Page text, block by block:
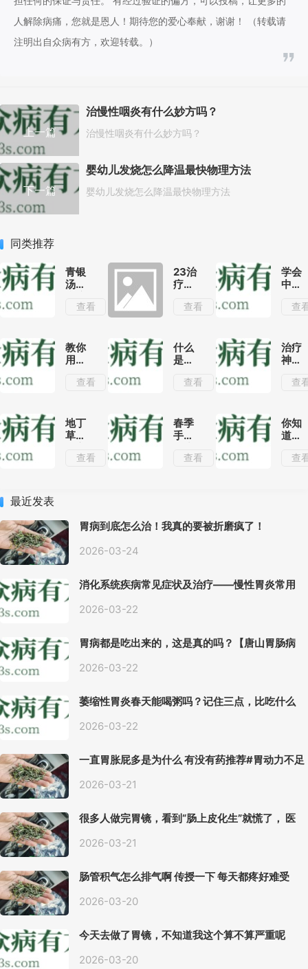
人解除病痛，您就是恩人！期待您的爱心奉献，谢谢！ （转载请
注明出自众病有方，欢迎转载。）
上一篇
治慢性咽炎有什么妙方吗？
治慢性咽炎有什么妙方吗？
下一篇
婴幼儿发烧怎么降温最快物理方法
婴幼儿发烧怎么降温最快物理方法
同类推荐
青银
汤治
行性
分析
查看
23治
疗咯
妙方
查看
学会
中药
种配
你也
是半
医！
查
教你
用苦
酒喝
炎镇
痛的
功效,
还能
的疾
病呢!
查看
什么
是血
了解
这几
种搭
法对
作用!
查看
治疗
神经
炎有
查
地丁
草是
常见
蛇虫
咬伤
可外
敷解
查看
春季
手脚
是什
小妙
招能
查看
你知
道有
脑的
查
最近发表
胃病到底怎么治！我真的要被折磨疯了！
2026-03-24
消化系统疾病常见症状及治疗——慢性胃炎常用
2026-03-22
胃病都是吃出来的，这是真的吗？【唐山胃肠病
2026-03-22
萎缩性胃炎春天能喝粥吗？记住三点，比吃什么
2026-03-22
一直胃胀屁多是为什么 有没有药推荐#胃动力不足
2026-03-21
很多人做完胃镜，看到“肠上皮化生”就慌了， 医
重？
2026-03-21
肠管积气怎么排气啊 传授一下 每天都疼好难受
2026-03-20
今天去做了胃镜，不知道我这个算不算严重呢
2026-03-20